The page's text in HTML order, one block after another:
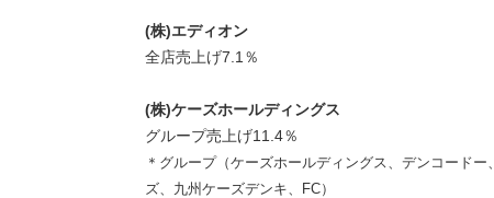
(株)エディオン
全店売上げ7.1％
(株)ケーズホールディングス
グループ売上げ11.4％
＊グループ（ケーズホールディングス、デンコード
ズ、九州ケーズデンキ、FC）